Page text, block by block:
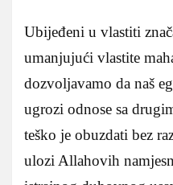
Ubijeđeni u vlastiti
umanjujući vlastite
dozvoljavamo da naš
ugrozi odnose sa
teško je obuzdati bez
ulozi Allahovih